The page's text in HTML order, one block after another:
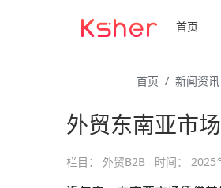
首页
首页 新闻资讯
外贸东南亚市
栏目： 外贸B2B 时间： 2025